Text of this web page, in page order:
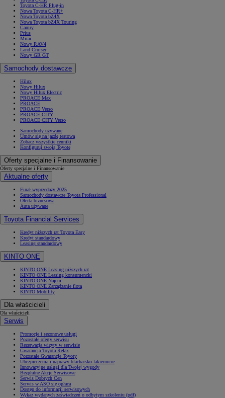
Toyota C-HR Plug-in
Nowa Toyota C-HR+
Nowa Toyota bZ4X
Nowa Toyota bZ4X Touring
Camry
Prius
Mirai
Nowy RAV4
Land Cruiser
Nowy GR GT
Samochody dostawcze
Hilux
Nowy Hilux
Nowy Hilux Electric
PROACE Max
PROACE
PROACE Verso
PROACE CITY
PROACE CITY Verso
Samochody używane
Umów się na jazdę testową
Zobacz wszystkie cenniki
Konfiguruj swoją Toyotę
Oferty specjalne i Finansowanie
Oferty specjalne i Finansowanie
Aktualne oferty
Finał wyprzedaży 2025
Samochody dostawcze Toyota Professional
Oferta biznesowa
Auta używane
Toyota Financial Services
Kredyt niższych rat Toyota Easy
Kredyt standardowy
Leasing standardowy
KINTO ONE
KINTO ONE Leasing niższych rat
KINTO ONE Leasing konsumencki
KINTO ONE Najem
KINTO ONE Zarządzanie flotą
KINTO Mobility
Dla właścicieli
Dla właścicieli
Serwis
Promocje i sezonowe usługi
Pozostałe oferty serwisu
Rezerwacja wizyty w serwisie
Gwarancja Toyota Relax
Pozostałe Gwarancje Toyoty
Ubezpieczenia i naprawy blacharsko-lakiernicze
Innowacyjne usługi dla Twojej wygody
Bezpłatne Akcje Serwisowe
Serwis Dobrych Cen
Serwis w ASO się opłaca
Dostęp do informacji serwisowych
Wykaz wydanych zaświadczeń o odbytym szkoleniu (pdf)